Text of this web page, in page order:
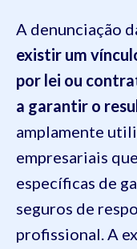
A denunciação
existir um
por lei ou
a garantir o
amplamente
empresariais
específicas de
seguros de
profissional. A